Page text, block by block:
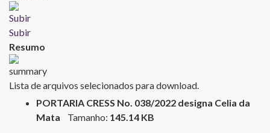
Subir
Resumo
Lista de arquivos selecionados para download.
PORTARIA CRESS No. 038/2022 designa Celia da
Mata Tamanho: 145.14 KB